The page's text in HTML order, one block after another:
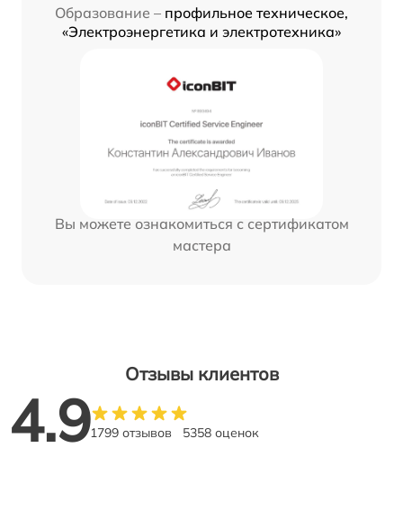
Образование – профильное техническое,
«Электроэнергетика и электротехника»
Вы можете ознакомиться с сертификатом
мастера
Отзывы клиентов
4.91799 отзывов 5358 оценок